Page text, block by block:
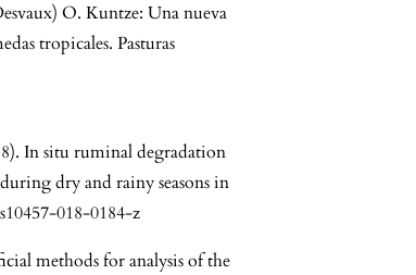
O. Kuntze: Una nueva
tropicales. Pasturas
In situ ruminal degradation
dry and rainy seasons in
018-0184-z
methods for analysis of the